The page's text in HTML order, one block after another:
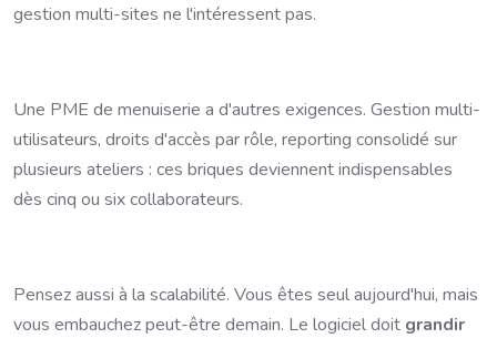
gestion multi-sites ne l'intéressent pas.
Une PME de menuiserie a d'autres exigences. Gestion multi-
utilisateurs, droits d'accès par rôle, reporting consolidé sur
plusieurs ateliers : ces briques deviennent indispensables
dès cinq ou six collaborateurs.
Pensez aussi à la scalabilité. Vous êtes seul aujourd'hui, mais
vous embauchez peut-être demain. Le logiciel doit grandir